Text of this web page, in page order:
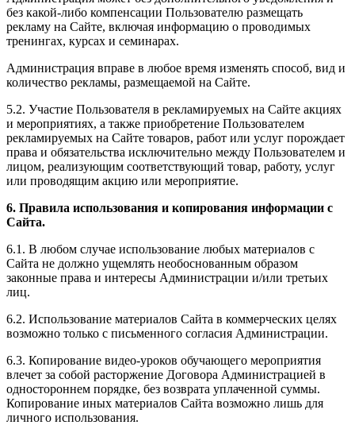
без какой-либо компенсации Пользователю размещать
рекламу на Сайте, включая информацию о проводимых
тренингах, курсах и семинарах.
Администрация вправе в любое время изменять способ, вид и
количество рекламы, размещаемой на Сайте.
5.2. Участие Пользователя в рекламируемых на Сайте акциях
и мероприятиях, а также приобретение Пользователем
рекламируемых на Сайте товаров, работ или услуг порождает
права и обязательства исключительно между Пользователем и
лицом, реализующим соответствующий товар, работу, услуг
или проводящим акцию или мероприятие.
6. Правила использования и копирования информации с
Сайта.
6.1. В любом случае использование любых материалов с
Сайта не должно ущемлять необоснованным образом
законные права и интересы Администрации и/или третьих
лиц.
6.2. Использование материалов Сайта в коммерческих целях
возможно только с письменного согласия Администрации.
6.3. Копирование видео-уроков обучающего мероприятия
влечет за собой расторжение Договора Администрацией в
одностороннем порядке, без возврата уплаченной суммы.
Копирование иных материалов Сайта возможно лишь для
личного использования.